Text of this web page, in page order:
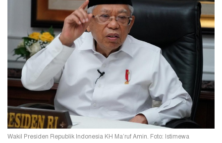
Wakil Presiden Republik Indonesia KH Ma’ruf Amin. Foto: Istimewa